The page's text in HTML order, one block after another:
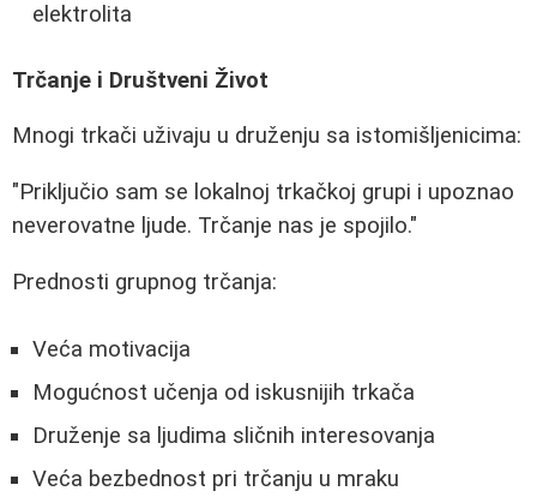
elektrolita
Trčanje i Društveni Život
Mnogi trkači uživaju u druženju sa istomišljenicima:
"Priključio sam se lokalnoj trkačkoj grupi i upoznao
neverovatne ljude. Trčanje nas je spojilo."
Prednosti grupnog trčanja:
Veća motivacija
Mogućnost učenja od iskusnijih trkača
Druženje sa ljudima sličnih interesovanja
Veća bezbednost pri trčanju u mraku